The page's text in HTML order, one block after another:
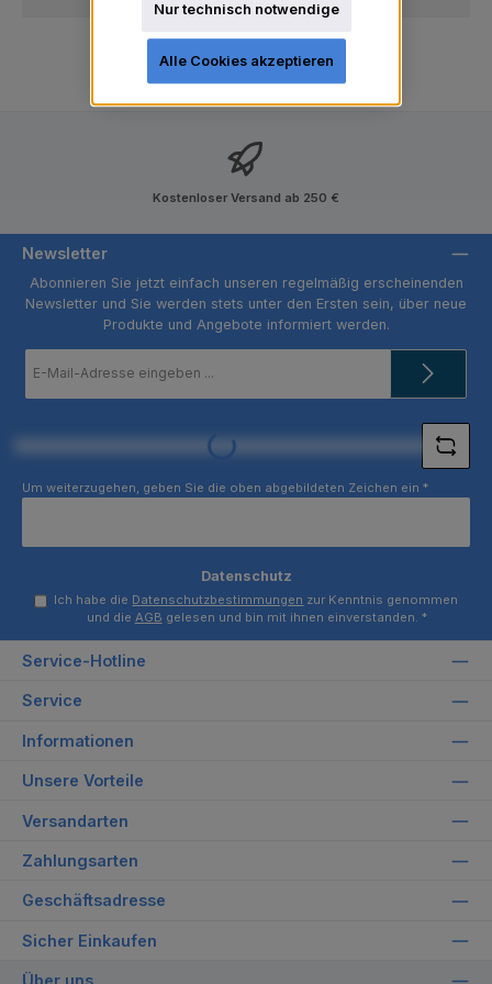
Kostenloser Versand ab 250 €
Newsletter
Abonnieren Sie jetzt einfach unseren regelmäßig erscheinenden
Newsletter und Sie werden stets unter den Ersten sein, über neue
Produkte und Angebote informiert werden.
Mail-
Loading...
Um weiterzugehen, geben Sie die oben abgebildeten Zeichen ein *
Datenschutz
Ich habe die Datenschutzbestimmungen zur Kenntnis genommen
und die AGB gelesen und bin mit ihnen einverstanden. *
Service-Hotline
Service
Informationen
Unsere Vorteile
Versandarten
Zahlungsarten
Geschäftsadresse
Sicher Einkaufen
Über uns
Nur technisch notwendige
Alle Cookies akzeptieren